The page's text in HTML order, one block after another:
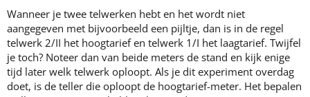
Wanneer je twee telwerken hebt en het wordt niet
aangegeven met bijvoorbeeld een pijltje, dan is in de regel
telwerk 2/II het hoogtarief en telwerk 1/I het laagtarief. Twijfel
je toch? Noteer dan van beide meters de stand en kijk enige
tijd later welk telwerk oploopt. Als je dit experiment overdag
doet, is de teller die oploopt de hoogtarief-meter. Het bepalen